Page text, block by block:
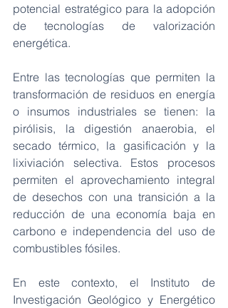
potencial estratégico para la adopción
de tecnologías de valorización
energética.
Entre las tecnologías que permiten la
transformación de residuos en energía
o insumos industriales se tienen: la
pirólisis, la digestión anaerobia, el
secado térmico, la gasificación y la
lixiviación selectiva. Estos procesos
permiten el aprovechamiento integral
de desechos con una transición a la
reducción de una economía baja en
carbono e independencia del uso de
combustibles fósiles.
En este contexto, el Instituto de
Investigación Geológico y Energético